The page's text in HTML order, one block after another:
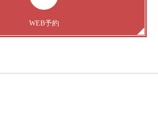
WEB予約